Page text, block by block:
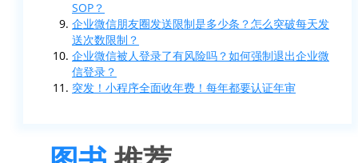
SOP？
企业微信朋友圈发送限制是多少条？怎么突破每天发
送次数限制？
企业微信被人登录了有风险吗？如何强制退出企业微
信登录？
突发！小程序全面收年费！每年都要认证年审